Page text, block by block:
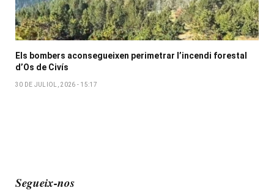
Els bombers aconsegueixen perimetrar l’incendi forestal
d’Os de Civís
30 DE JULIOL, 2026 - 15:17
Segueix-nos